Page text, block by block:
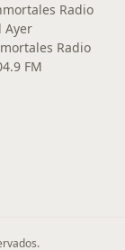
Radio
Ayer
Radio
FM